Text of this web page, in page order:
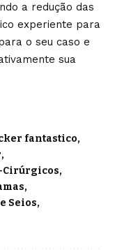
a redução das
experiente para
o seu caso e
sua
fantastico
Cirúrgicos
Seios